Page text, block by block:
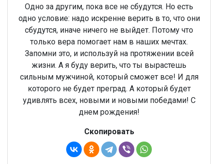
Одно за другим, пока все не сбудутся. Но есть
одно условие: надо искренне верить в то, что они
сбудутся, иначе ничего не выйдет. Потому что
только вера помогает нам в наших мечтах.
Запомни это, и используй на протяжении всей
жизни. А я буду верить, что ты вырастешь
сильным мужчиной, который сможет все! И для
которого не будет преград. А который будет
удивлять всех, новыми и новыми победами! С
днем рождения!
Скопировать